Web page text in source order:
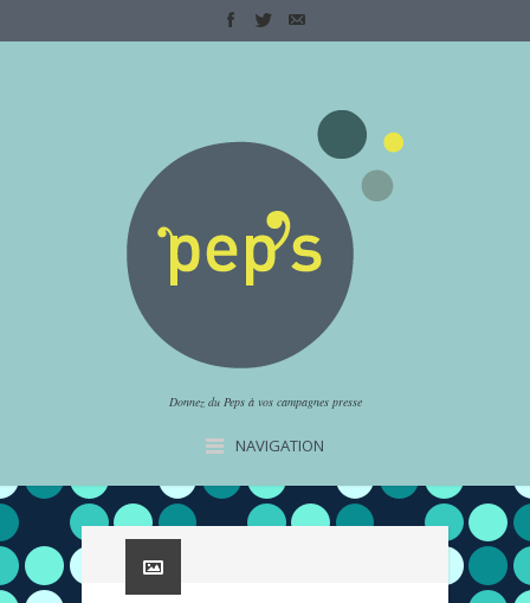
Donnez du Peps à vos campagnes presse
NAVIGATION